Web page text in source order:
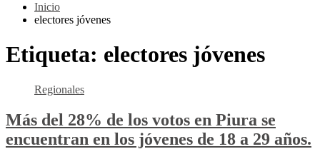
Inicio
electores jóvenes
Etiqueta: electores jóvenes
Regionales
Más del 28% de los votos en Piura se
encuentran en los jóvenes de 18 a 29 años.